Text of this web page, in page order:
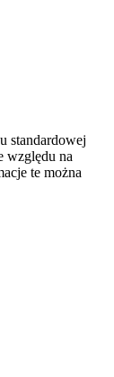
standardowej
względu na
te można